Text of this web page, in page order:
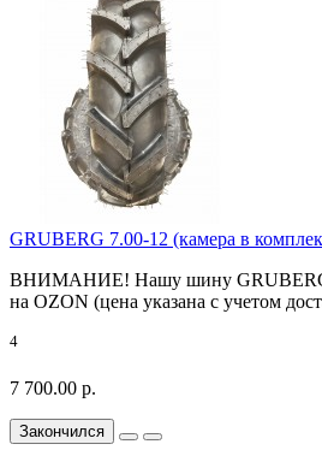
GRUBERG 7.00-12 (камера в
ВНИМАНИЕ! Нашу шину
на OZON (цена указана с учетом
4
7 700.00 р.
Закончился